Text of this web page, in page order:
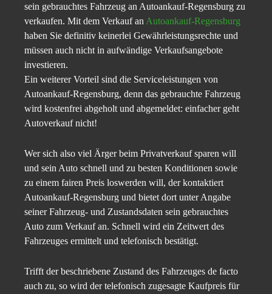
sein gebrauchtes Fahrzeug an Autoankauf-Regensburg zu
verkaufen. Mit dem Verkauf an Autoankauf-Regensburg
haben Sie definitiv keinerlei Gewährleistungsrechte und
müssen auch nicht in aufwändige Verkaufsangebote
investieren.
Ein weiterer Vorteil sind die Serviceleistungen von
Autoankauf-Regensburg, denn das gebrauchte Fahrzeug
wird kostenfrei abgeholt und abgemeldet: einfacher geht
Autoverkauf nicht!
Wer sich also viel Ärger beim Privatverkauf sparen will
und sein Auto schnell und zu besten Konditionen sowie
zu einem fairen Preis loswerden will, der kontaktiert
Autoankauf-Regensburg und bietet dort unter Angabe
seiner Fahrzeug- und Zustandsdaten sein gebrauchtes
Auto zum Verkauf an. Schnell wird ein Zeitwert des
Fahrzeuges ermittelt und telefonisch bestätigt.
Trifft der beschriebene Zustand des Fahrzeuges de facto
auch zu, so wird der telefonisch zugesagte Kaufpreis für